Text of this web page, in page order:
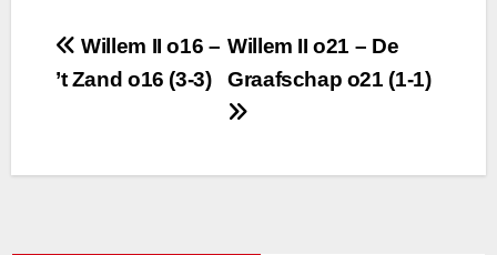
Bericht
navigatie
Willem II o21 – De
Graafschap o21 (1-1)
Willem II o16 –
’t Zand o16 (3-3)